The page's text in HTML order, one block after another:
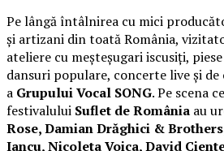
Pe lângă întâlnirea cu mici
și artizani din toată România,
ateliere cu meșteșugari iscusiți,
dansuri populare, concerte live și
a Grupului Vocal SONG. Pe scena
festivalului Suflet de România au
Rose, Damian Drăghici &
Iancu, Nicoleta Voica, David